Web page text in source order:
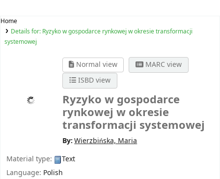
Home
Details for: Ryzyko w gospodarce rynkowej w okresie transformacji
systemowej
Normal view
MARC view
ISBD view
Ryzyko w gospodarce
rynkowej w okresie
transformacji systemowej
By:Wierzbińska, Maria
Material type:
Text
Language: Polish